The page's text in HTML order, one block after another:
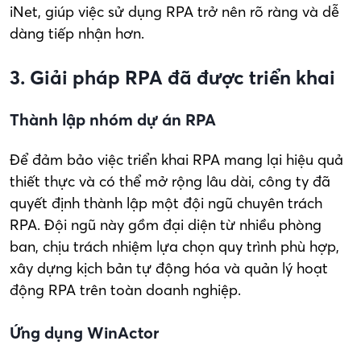
iNet, giúp việc sử dụng RPA trở nên rõ ràng và dễ
dàng tiếp nhận hơn.
3. Giải pháp RPA đã được triển khai
Thành lập nhóm dự án RPA
Để đảm bảo việc triển khai RPA mang lại hiệu quả
thiết thực và có thể mở rộng lâu dài, công ty đã
quyết định thành lập một đội ngũ chuyên trách
RPA. Đội ngũ này gồm đại diện từ nhiều phòng
ban, chịu trách nhiệm lựa chọn quy trình phù hợp,
xây dựng kịch bản tự động hóa và quản lý hoạt
động RPA trên toàn doanh nghiệp.
Ứng dụng WinActor